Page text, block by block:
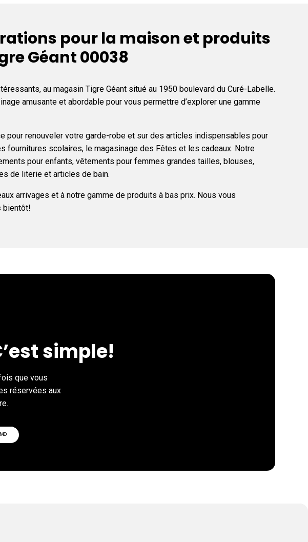
pour la maison et produits
Géant 00038
au magasin Tigre Géant situé au 1950 boulevard du Curé-Labelle.
amusante et abordable pour vous permettre d’explorer une gamme
pour renouveler votre garde-robe et sur des articles indispensables pour
fournitures scolaires, le magasinage des Fêtes et les cadeaux. Notre
pour enfants, vêtements pour femmes grandes tailles, blouses,
de literie et articles de bain.
arrivages et à notre gamme de produits à bas prix. Nous vous
bientôt!
simple!
que vous
réservées aux